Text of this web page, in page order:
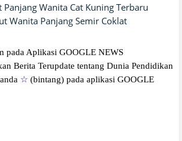
Panjang Wanita Cat Kuning Terbaru
Wanita Panjang Semir Coklat
pada Aplikasi GOOGLE NEWS
Berita Terupdate tentang Dunia Pendidikan
☆ (bintang) pada aplikasi GOOGLE